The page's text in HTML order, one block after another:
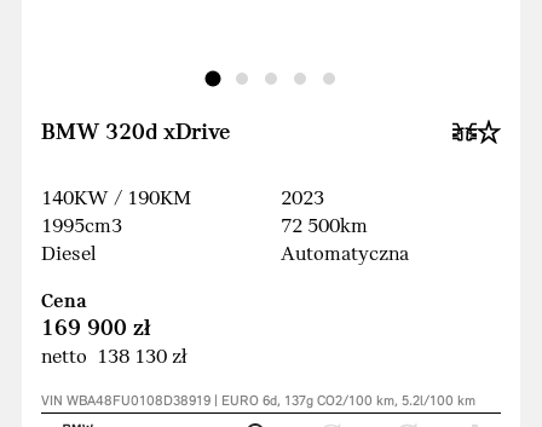
BMW 320d xDrive
140KW / 190KM
1995cm3
Diesel
2023
72 500km
Automatyczna
Cena
169 900 zł
netto 138 130 zł
VIN WBA48FU0108D38919 | EURO 6d, 137g CO2/100 km, 5.2l/100 km